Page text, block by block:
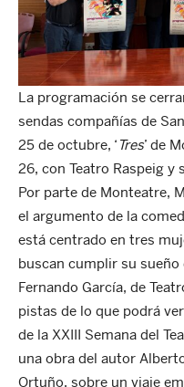
La programación se
sendas compañías de
25 de octubre, ‘ Tres’ de
26, con Teatro Raspeig y
Por parte de Monteatre,
el argumento de la
está centrado en tres
buscan cumplir su sueño
Fernando García, de
pistas de lo que podrá
de la XXIII Semana del
una obra del autor
Ortuño, sobre un viaje